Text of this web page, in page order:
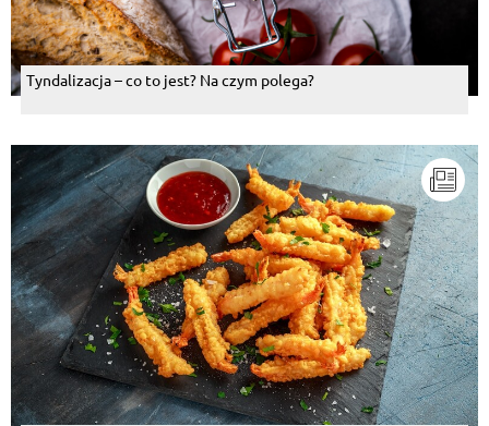
Tyndalizacja – co to jest? Na czym polega?